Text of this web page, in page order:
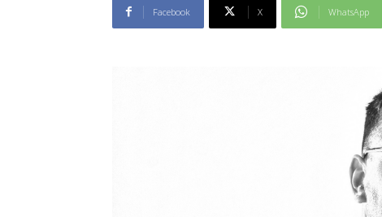
Facebook X WhatsApp